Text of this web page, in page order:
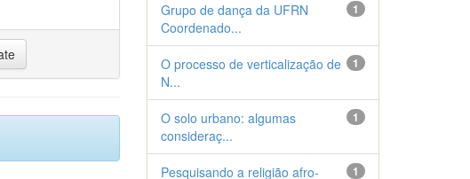
1
Grupo de dança da UFRN
Coordenado...
1
O processo de verticalização de
N...
1
O solo urbano: algumas
consideraç...
1
Pesquisando a religião afro-